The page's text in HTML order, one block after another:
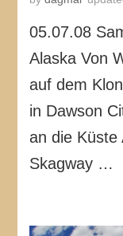
05.07.08
Alaska Von
auf dem
in Dawson
an die Küste
Skagway …